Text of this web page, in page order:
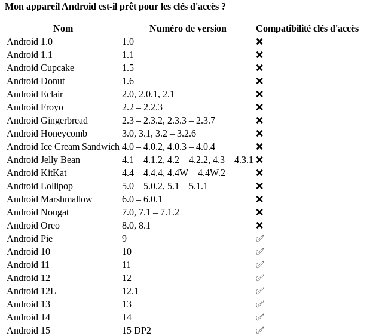
Mon appareil Android est-il prêt pour les clés d'accès ?
Nom Numéro de version
Compatibilité clés d'accès
Android 1.0
1.0
❌
Android 1.1
1.1
❌
Android Cupcake
1.5
❌
Android Donut
1.6
❌
Android Eclair
2.0, 2.0.1, 2.1
❌
Android Froyo
2.2 – 2.2.3
❌
Android Gingerbread
2.3 – 2.3.2, 2.3.3 – 2.3.7
❌
Android Honeycomb
3.0, 3.1, 3.2 – 3.2.6
❌
Android Ice Cream Sandwich 4.0 – 4.0.2, 4.0.3 – 4.0.4
❌
Android Jelly Bean
4.1 – 4.1.2, 4.2 – 4.2.2, 4.3 – 4.3.1 ❌
Android KitKat
4.4 – 4.4.4, 4.4W – 4.4W.2
❌
Android Lollipop
5.0 – 5.0.2, 5.1 – 5.1.1
❌
Android Marshmallow
6.0 – 6.0.1
❌
Android Nougat
7.0, 7.1 – 7.1.2
❌
Android Oreo
8.0, 8.1
❌
Android Pie
9
✅
Android 10
10
✅
Android 11
11
✅
Android 12
12
✅
Android 12L
12.1
✅
Android 13
13
✅
Android 14
14
✅
Android 15
15 DP2 ✅